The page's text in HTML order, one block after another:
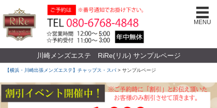
川崎メンズエステ RiRe(リル) サンプルページ
MENU
【横浜・川崎出張メンズエステ】チャップス・スパ > サンプルページ